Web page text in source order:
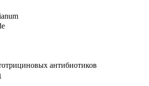
антибиотиков